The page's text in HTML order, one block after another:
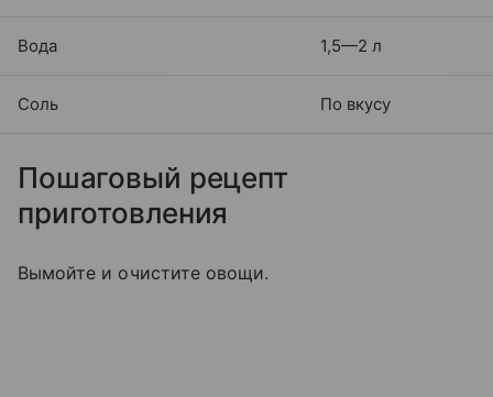
Вода 1,5—2 л
Соль По вкусу
Пошаговый рецепт
приготовления
Вымойте и очистите овощи.